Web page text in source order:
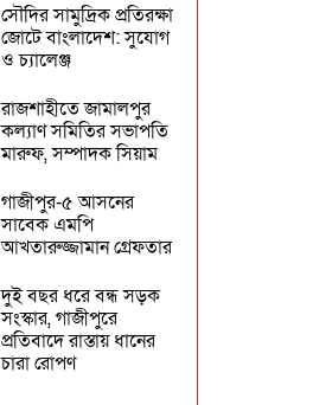
সৌদির সামুদ্রিক প্রতিরক্ষা
জোটে বাংলাদেশ: সুযোগ
ও চ্যালেঞ্জ
রাজশাহীতে জামালপুর
কল্যাণ সমিতির সভাপতি
মারুফ, সম্পাদক সিয়াম
গাজীপুর-৫ আসনের
সাবেক এমপি
আখতারুজ্জামান গ্রেফতার
দুই বছর ধরে বন্ধ সড়ক
সংস্কার, গাজীপুরে
প্রতিবাদে রাস্তায় ধানের
চারা রোপণ